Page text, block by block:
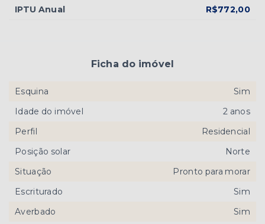
IPTU Anual
R$772,00
Ficha do imóvel
Esquina
Sim
Idade do imóvel
2 anos
Perfil
Residencial
Posição solar
Norte
Situação
Pronto para morar
Escriturado
Sim
Averbado
Sim